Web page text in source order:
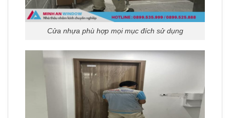
Cửa nhựa phù hợp mọi mục đích sử dụng